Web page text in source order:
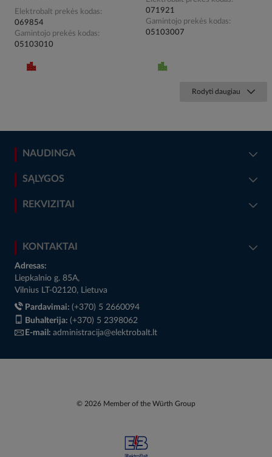
Elektrobalt prekės kodas
069854
Gamintojo prekės kodas
05103010
071921
Gamintojo prekės kodas
05103007
Rodyti daugiau
NAUDINGA
SĄLYGOS
REKVIZITAI
KONTAKTAI
Adresas:
Liepkalnio g. 85A,
Vilnius LT-02120, Lietuva
Pardavimai: (+370) 5 2660094
Buhalterija: (+370) 5 2398062
E-mail: administracija@elektrobalt.lt
© 2026 Member of the Würth Group